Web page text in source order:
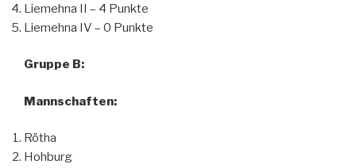
Liemehna II – 4 Punkte
Liemehna IV – 0 Punkte
Gruppe B:
Mannschaften:
Rötha
Hohburg